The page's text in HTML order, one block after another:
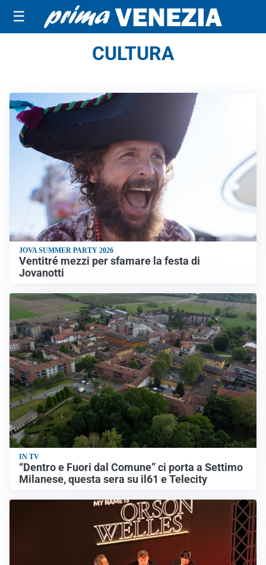
☰
CULTURA
JOVA SUMMER PARTY 2026
Ventitré mezzi per sfamare la festa di
Jovanotti
IN TV
“Dentro e Fuori dal Comune” ci porta a Settimo
Milanese, questa sera su il61 e Telecity